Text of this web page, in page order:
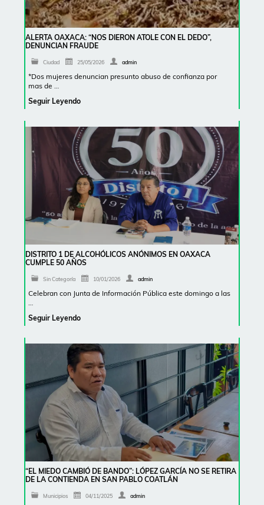
ALERTA OAXACA: “NOS DIERON ATOLE CON EL DEDO”,
DENUNCIAN FRAUDE
Ciudad 25/05/2026 admin
*Dos mujeres denuncian presunto abuso de confianza por
mas de …
Seguir Leyendo
DISTRITO 1 DE ALCOHÓLICOS ANÓNIMOS EN OAXACA
CUMPLE 50 AÑOS
Sin Categoría 10/01/2026 admin
Celebran con Junta de Información Pública este domingo a las
Seguir Leyendo
“EL MIEDO CAMBIÓ DE BANDO”: LÓPEZ GARCÍA NO SE RETIRA
DE LA CONTIENDA EN SAN PABLO COATLÁN
Municipios 04/11/2025 admin